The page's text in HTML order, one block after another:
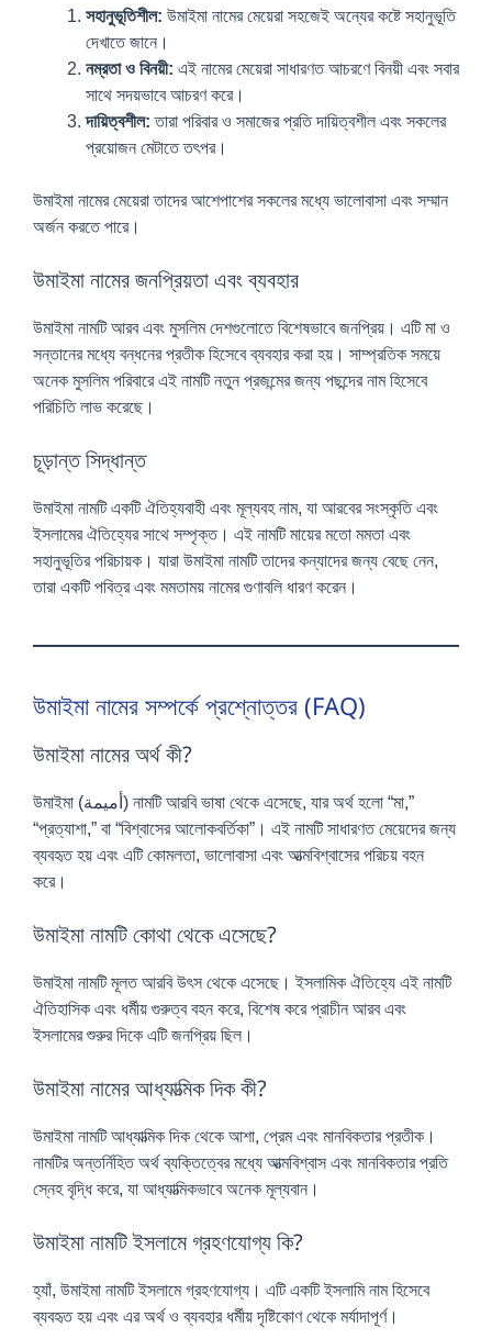
সহানুভূতিশীল: উমাইমা নামের মেয়েরা সহজেই অন্যের কষ্টে সহানুভূতি
দেখাতে জানে।
নম্রতা ও বিনয়ী: এই নামের মেয়েরা সাধারণত আচরণে বিনয়ী এবং সবার
সাথে সদয়ভাবে আচরণ করে।
দায়িত্বশীল: তারা পরিবার ও সমাজের প্রতি দায়িত্বশীল এবং সকলের
প্রয়োজন মেটাতে তৎপর।
উমাইমা নামের মেয়েরা তাদের আশেপাশের সকলের মধ্যে ভালোবাসা এবং সম্মান
অর্জন করতে পারে।
উমাইমা নামের জনপ্রিয়তা এবং ব্যবহার
উমাইমা নামটি আরব এবং মুসলিম দেশগুলোতে বিশেষভাবে জনপ্রিয়। এটি মা ও
সন্তানের মধ্যে বন্ধনের প্রতীক হিসেবে ব্যবহার করা হয়। সাম্প্রতিক সময়ে
অনেক মুসলিম পরিবারে এই নামটি নতুন প্রজন্মের জন্য পছন্দের নাম হিসেবে
পরিচিতি লাভ করেছে।
চূড়ান্ত সিদ্ধান্ত
উমাইমা নামটি একটি ঐতিহ্যবাহী এবং মূল্যবহ নাম, যা আরবের সংস্কৃতি এবং
ইসলামের ঐতিহ্যের সাথে সম্পৃক্ত। এই নামটি মায়ের মতো মমতা এবং
সহানুভূতির পরিচায়ক। যারা উমাইমা নামটি তাদের কন্যাদের জন্য বেছে নেন,
তারা একটি পবিত্র এবং মমতাময় নামের গুণাবলি ধারণ করেন।
উমাইমা নামের সম্পর্কে প্রশ্নোত্তর (FAQ)
উমাইমা নামের অর্থ কী?
উমাইমা (أميمة) নামটি আরবি ভাষা থেকে এসেছে, যার অর্থ হলো “মা,”
“প্রত্যাশা,” বা “বিশ্বাসের আলোকবর্তিকা”। এই নামটি সাধারণত মেয়েদের জন্য
ব্যবহৃত হয় এবং এটি কোমলতা, ভালোবাসা এবং আত্মবিশ্বাসের পরিচয় বহন
করে।
উমাইমা নামটি কোথা থেকে এসেছে?
উমাইমা নামটি মূলত আরবি উৎস থেকে এসেছে। ইসলামিক ঐতিহ্যে এই নামটি
ঐতিহাসিক এবং ধর্মীয় গুরুত্ব বহন করে, বিশেষ করে প্রাচীন আরব এবং
ইসলামের শুরুর দিকে এটি জনপ্রিয় ছিল।
উমাইমা নামের আধ্যাত্মিক দিক কী?
উমাইমা নামটি আধ্যাত্মিক দিক থেকে আশা, প্রেম এবং মানবিকতার প্রতীক।
নামটির অন্তর্নিহিত অর্থ ব্যক্তিত্বের মধ্যে আত্মবিশ্বাস এবং মানবিকতার প্রতি
স্নেহ বৃদ্ধি করে, যা আধ্যাত্মিকভাবে অনেক মূল্যবান।
উমাইমা নামটি ইসলামে গ্রহণযোগ্য কি?
হ্যাঁ, উমাইমা নামটি ইসলামে গ্রহণযোগ্য। এটি একটি ইসলামি নাম হিসেবে
ব্যবহৃত হয় এবং এর অর্থ ও ব্যবহার ধর্মীয় দৃষ্টিকোণ থেকে মর্যাদাপূর্ণ।